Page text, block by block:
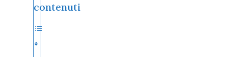
contenuti